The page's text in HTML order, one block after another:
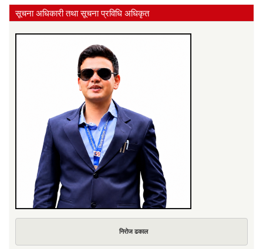
सूचना अधिकारी तथा सूचना प्रविधि अधिकृत
निरोज ढकाल